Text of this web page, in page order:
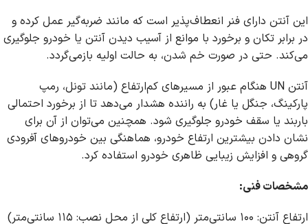
این آنتن دارای فنر انعطاف‌پذیر است که مانند ضربه‌گیر عمل کرده و
در برابر تکان و برخورد با موانع از آسیب دیدن آنتن یا خودرو جلوگیری
می‌کند. حتی در صورت خم شدن، به حالت اولیه بازمی‌گردد.
آنتن UN هنگام عبور از مسیرهای کم‌ارتفاع (مانند تونل، رمپ
پارکینگ، جنگل یا غار) به راننده هشدار می‌دهد تا از برخورد احتمالی
باربند یا سقف خودرو جلوگیری شود. همچنین می‌توان از آن برای
نشان دادن بیشترین ارتفاع خودرو، هماهنگی بین خودروهای آفرودی
گروهی و افزایش زیبایی ظاهری خودرو استفاده کرد.
مشخصات فنی:
ارتفاع آنتن: ۱۰۰ سانتی‌متر (ارتفاع کلی از محل نصب: ۱۱۵ سانتی‌متر)